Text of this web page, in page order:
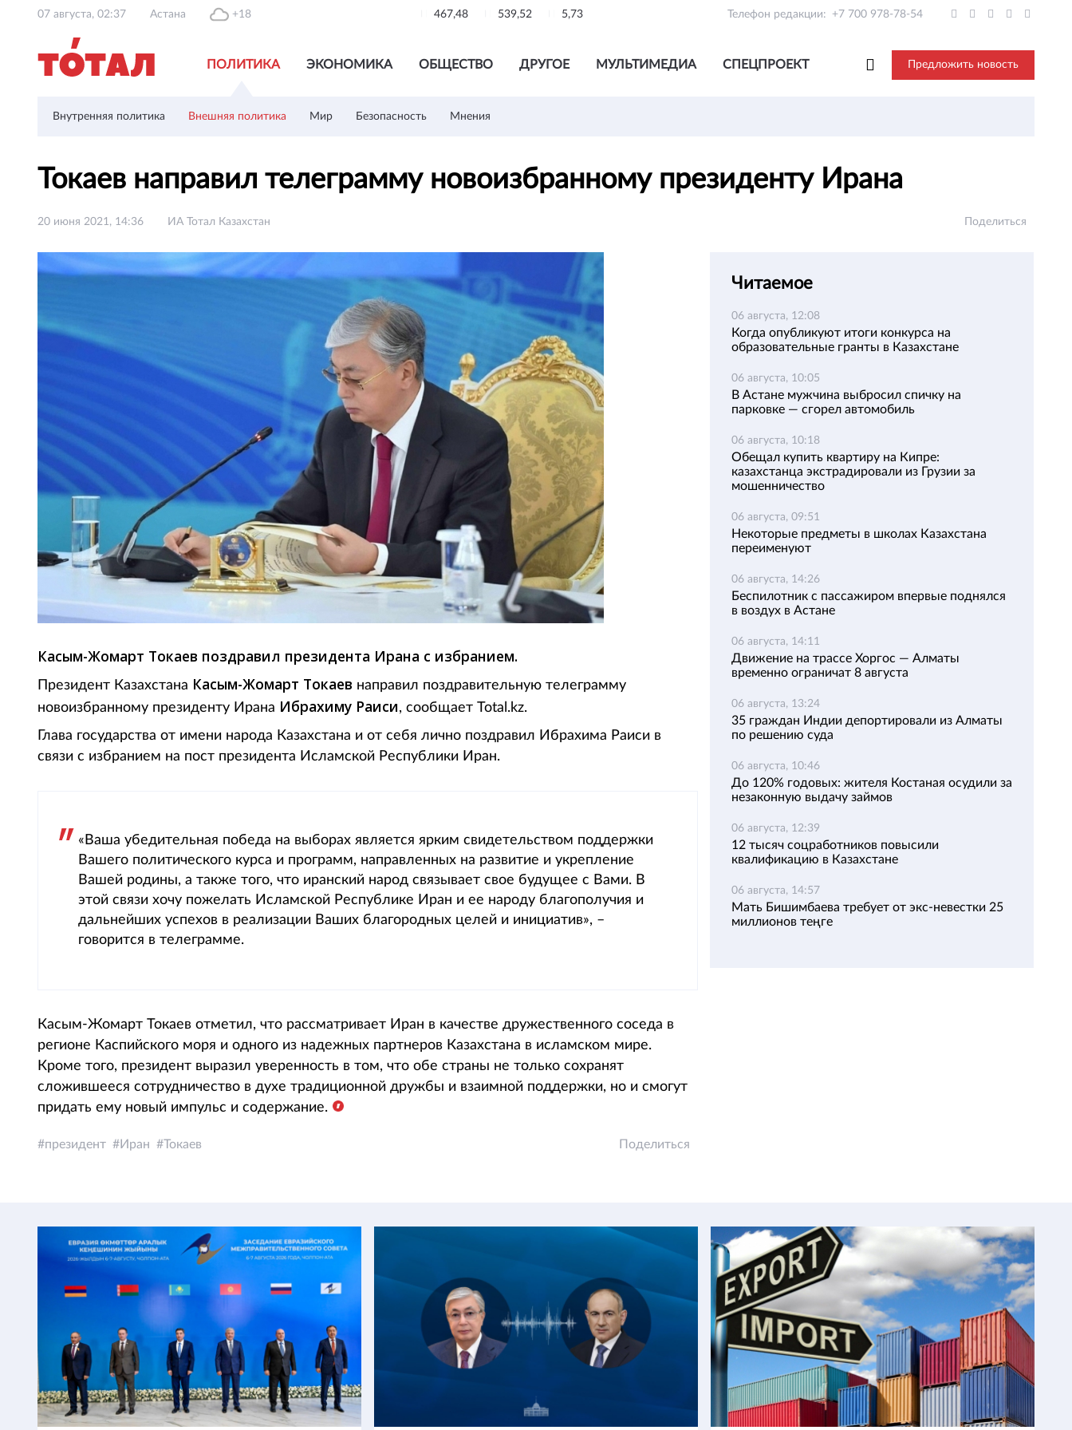
07 августа, 02:37 Астана +18 467,48 539,52 5,73 Телефон редакции: +7 700 978-78-54
ПОЛИТИКА ЭКОНОМИКА ОБЩЕСТВО ДРУГОЕ МУЛЬТИМЕДИА СПЕЦПРОЕКТ Предложить новость
Внутренняя политика Внешняя политика Мир Безопасность Мнения
Токаев направил телеграмму новоизбранному президенту Ирана
20 июня 2021, 14:36 ИА Тотал Казахстан Поделиться
Касым-Жомарт Токаев поздравил президента Ирана с избранием.
Президент Казахстана Касым-Жомарт Токаев направил поздравительную телеграмму
новоизбранному президенту Ирана Ибрахиму Раиси, сообщает Total.kz.
Глава государства от имени народа Казахстана и от себя лично поздравил Ибрахима Раиси в
связи с избранием на пост президента Исламской Республики Иран.
«Ваша убедительная победа на выборах является ярким свидетельством поддержки
Вашего политического курса и программ, направленных на развитие и укрепление
Вашей родины, а также того, что иранский народ связывает свое будущее с Вами. В
этой связи хочу пожелать Исламской Республике Иран и ее народу благополучия и
дальнейших успехов в реализации Ваших благородных целей и инициатив», –
говорится в телеграмме.
Касым-Жомарт Токаев отметил, что рассматривает Иран в качестве дружественного соседа в
регионе Каспийского моря и одного из надежных партнеров Казахстана в исламском мире.
Кроме того, президент выразил уверенность в том, что обе страны не только сохранят
сложившееся сотрудничество в духе традиционной дружбы и взаимной поддержки, но и смогут
придать ему новый импульс и содержание.
президент Иран Токаев Поделиться
Читаемое
06 августа, 12:08
Когда опубликуют итоги конкурса на
образовательные гранты в Казахстане
06 августа, 10:05
В Астане мужчина выбросил спичку на
парковке — сгорел автомобиль
06 августа, 10:18
Обещал купить квартиру на Кипре:
казахстанца экстрадировали из Грузии за
мошенничество
06 августа, 09:51
Некоторые предметы в школах Казахстана
переименуют
06 августа, 14:26
Беспилотник с пассажиром впервые поднялся
в воздух в Астане
06 августа, 14:11
Движение на трассе Хоргос — Алматы
временно ограничат 8 августа
06 августа, 13:24
35 граждан Индии депортировали из Алматы
по решению суда
06 августа, 10:46
До 120% годовых: жителя Костаная осудили за
незаконную выдачу займов
06 августа, 12:39
12 тысяч соцработников повысили
квалификацию в Казахстане
06 августа, 14:57
Мать Бишимбаева требует от экс-невестки 25
миллионов теңге